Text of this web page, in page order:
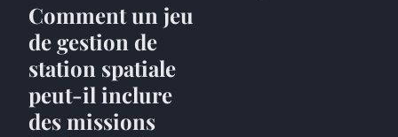
Comment un jeu
de gestion de
station spatiale
peut-il inclure
des missions